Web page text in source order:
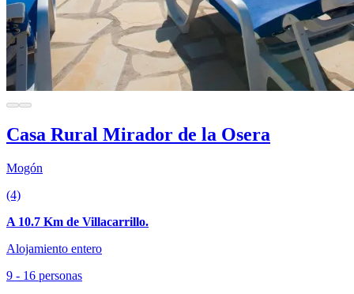
Casa Rural Mirador de la Osera
Mogón
(4)
A 10.7 Km de Villacarrillo.
Alojamiento entero
9 - 16 personas